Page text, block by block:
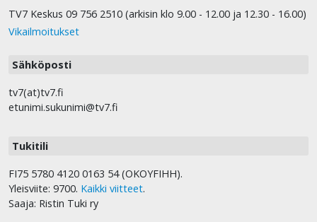
TV7 Keskus 09 756 2510 (arkisin klo 9.00 - 12.00 ja 12.30 - 16.00)
Vikailmoitukset
Sähköposti
tv7(at)tv7.fi
etunimi.sukunimi@tv7.fi
Tukitili
FI75 5780 4120 0163 54 (OKOYFIHH).
Yleisviite: 9700. Kaikki viitteet.
Saaja: Ristin Tuki ry